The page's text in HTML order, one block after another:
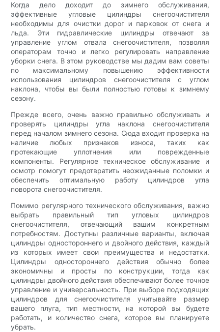
Когда дело доходит до зимнего обслуживания,
эффективные угловые цилиндры снегоочистителя
необходимы для очистки дорог и парковок от снега и
льда. Эти гидравлические цилиндры отвечают за
управление углом отвала снегоочистителя, позволяя
операторам точно и легко регулировать направление
уборки снега. В этом руководстве мы дадим вам советы
по максимальному повышению эффективности
использования цилиндров снегоочистителя с углом
наклона, чтобы вы были полностью готовы к зимнему
сезону.
Прежде всего, очень важно правильно обслуживать и
проверять цилиндры угла наклона снегоочистителя
перед началом зимнего сезона. Сюда входит проверка на
наличие любых признаков износа, таких как
протекающие уплотнения или поврежденные
компоненты. Регулярное техническое обслуживание и
осмотр помогут предотвратить неожиданные поломки и
обеспечить оптимальную работу цилиндров угла
поворота снегоочистителя.
Помимо регулярного технического обслуживания, важно
выбрать правильный тип угловых цилиндров
снегоочистителя, отвечающий вашим конкретным
потребностям. Доступны различные варианты, включая
цилиндры одностороннего и двойного действия, каждый
из которых имеет свои преимущества и недостатки.
Цилиндры одностороннего действия обычно более
экономичны и просты по конструкции, тогда как
цилиндры двойного действия обеспечивают более точное
управление и универсальность. При выборе подходящих
цилиндров для снегоочистителя учитывайте размер
вашего плуга, тип местности, на которой вы будете
работать, и количество снега, которое вы планируете
убрать.